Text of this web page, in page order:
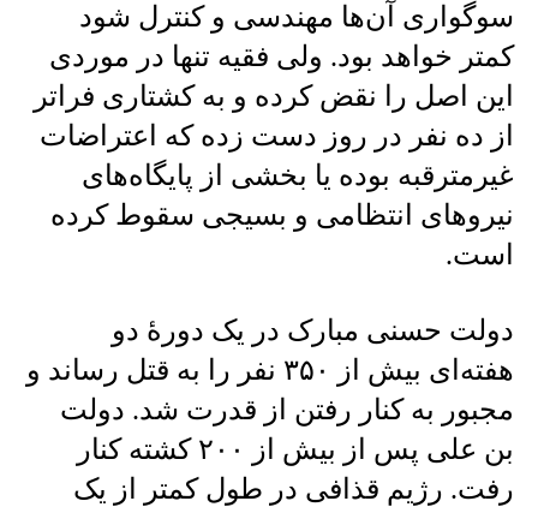
سوگواری آن‌ها مهندسی و کنترل شود
کمتر خواهد بود. ولی فقیه تنها در موردی
این اصل را نقض کرده و به کشتاری فرا‌تر
از ده نفر در روز دست زده که اعتراضات
غیرمترقبه بوده یا بخشی از پایگاه‌های
نیروهای انتظامی و بسیجی سقوط کرده
است.
دولت حسنی مبارک در یک دورهٔ دو
هفته‌ای بیش از ۳۵۰ نفر را به قتل رساند و
مجبور به کنار رفتن از قدرت شد. دولت
بن علی پس از بیش از ۲۰۰ کشته کنار
رفت. رژیم قذافی در طول کمتر از یک